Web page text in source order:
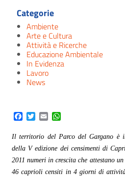
Categorie
Ambiente
Arte e Cultura
Attività e Ricerche
Educazione Ambientale
In Evidenza
Lavoro
News
Facebook
Twitter
Email
Il territorio del Parco del Gargano è
della V edizione dei censimenti di
2011 numeri in crescita che attestano
46 caprioli censiti in 4 giorni di